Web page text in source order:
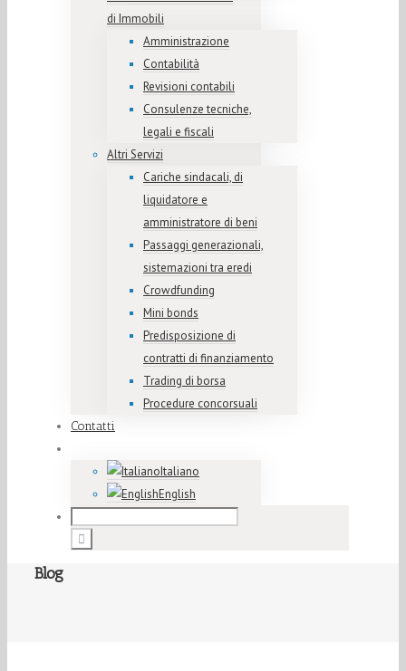
di Immobili
Amministrazione
Contabilità
Revisioni contabili
Consulenze tecniche,
legali e fiscali
Altri Servizi
Cariche sindacali, di
liquidatore e
amministratore di beni
Passaggi generazionali,
sistemazioni tra eredi
Crowdfunding
Mini bonds
Predisposizione di
contratti di finanziamento
Trading di borsa
Procedure concorsuali
Contatti
Italiano
English
Blog